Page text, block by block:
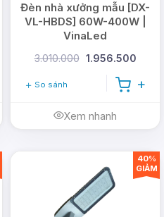
Đèn nhà xưởng mẫu [DX-
VL-HBDS] 60W-400W |
VinaLed
3.010.000 1.956.500
So sánh
Xem nhanh
40%
GIẢM